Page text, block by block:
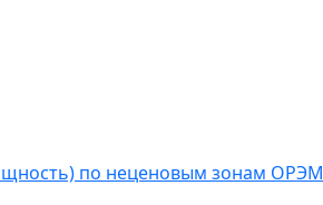
по неценовым зонам ОРЭМ